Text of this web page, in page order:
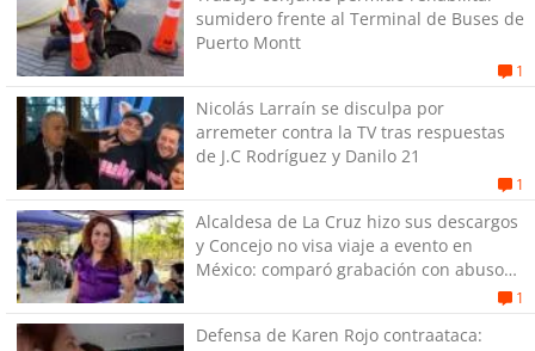
sumidero frente al Terminal de Buses de
Puerto Montt
1
Nicolás Larraín se disculpa por
arremeter contra la TV tras respuestas
de J.C Rodríguez y Danilo 21
1
Alcaldesa de La Cruz hizo sus descargos
y Concejo no visa viaje a evento en
México: comparó grabación con abuso
1
Defensa de Karen Rojo contraataca: